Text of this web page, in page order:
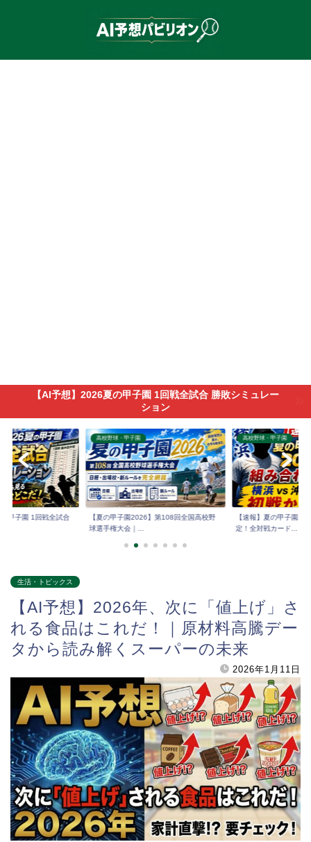
【AI予想】2026夏の甲子園 1回戦全試合 勝敗シミュレー
ション
甲子園 1回戦全試合
高校野球・甲子園
【夏の甲子園2026】第108回全国高校野
球選手権大会｜...
高校野球・甲子園
【速報】夏の甲子園
定！全対戦カード...
生活・トピックス
【AI予想】2026年、次に「値上げ」さ
れる食品はこれだ！｜原材料高騰デー
タから読み解くスーパーの未来
2026年1月11日